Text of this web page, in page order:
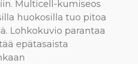
Multicell-kumiseos
huokosilla tuo pitoa
Lohkokuvio parantaa
epätasaista